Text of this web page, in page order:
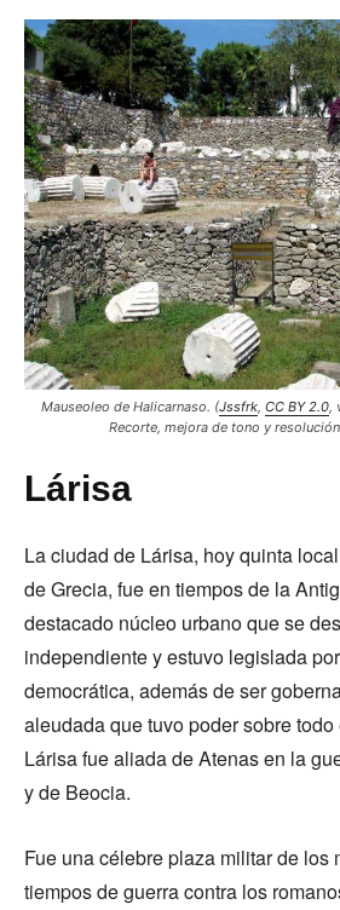
Mauseoleo de Halicarnaso. (Jssfrk, CC BY 2.0,
Recorte, mejora de tono y
Lárisa
La ciudad de Lárisa, hoy quinta
de Grecia, fue en tiempos de la
destacado núcleo urbano que se
independiente y estuvo legislada
democrática, además de ser
aleudada que tuvo poder sobre
Lárisa fue aliada de Atenas en la
y de Beocia.
Fue una célebre plaza militar de los
tiempos de guerra contra los